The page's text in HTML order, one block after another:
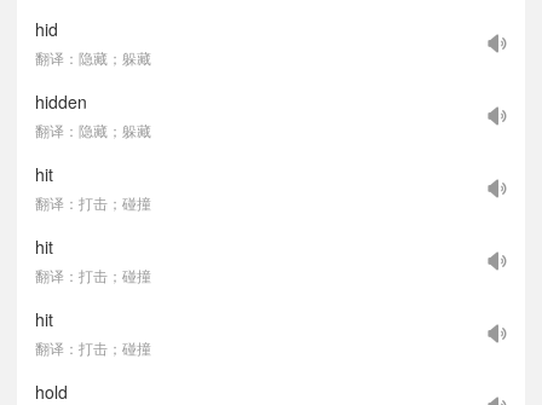
hid
翻译：隐藏；躲藏
hidden
翻译：隐藏；躲藏
hit
翻译：打击；碰撞
hit
翻译：打击；碰撞
hit
翻译：打击；碰撞
hold